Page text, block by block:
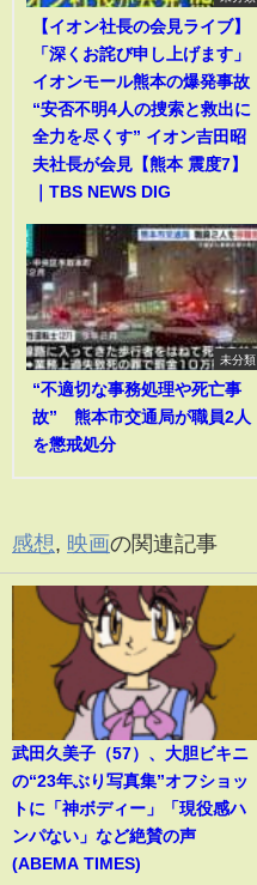
【イオン社長の会見ライブ】
「深くお詫び申し上げます」
イオンモール熊本の爆発事故
“安否不明4人の捜索と救出に
全力を尽くす” イオン吉田昭
夫社長が会見【熊本 震度7】
｜TBS NEWS DIG
未分類
“不適切な事務処理や死亡事
故” 熊本市交通局が職員2人
を懲戒処分
感想, 映画の関連記事
武田久美子（57）、大胆ビキニ
の“23年ぶり写真集”オフショッ
トに「神ボディー」「現役感ハ
ンパない」など絶賛の声
(ABEMA TIMES)